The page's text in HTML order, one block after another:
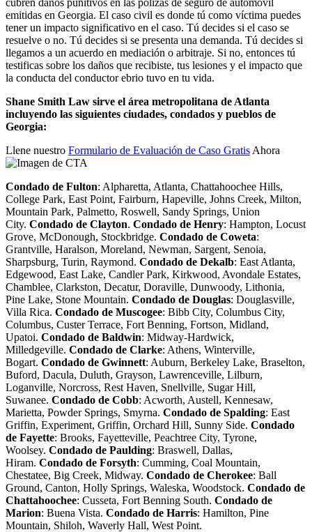
emitidas en Georgia. El caso civil es donde tú como víctima puedes
tener un impacto significativo en el caso. Tú decides si el caso se
resuelve o no. Tú decides si se presenta una demanda. Tú decides si
llegamos a un acuerdo en mediación o arbitraje. Si no, entonces tú
testificas sobre los daños que recibiste, tus lesiones y el impacto que
la conducta del conductor ebrio tuvo en tu vida.
Shane Smith Law sirve el área metropolitana de Atlanta
incluyendo las siguientes ciudades, condados y pueblos de
Georgia:
Llene nuestro Formulario de Evaluación de Caso Gratis Ahora
Condado de Fulton: Alpharetta, Atlanta, Chattahoochee Hills,
College Park, East Point, Fairburn, Hapeville, Johns Creek, Milton,
Mountain Park, Palmetto, Roswell, Sandy Springs, Union
City. Condado de Clayton. Condado de Henry: Hampton, Locust
Grove, McDonough, Stockbridge. Condado de Coweta:
Grantville, Haralson, Moreland, Newman, Sargent, Senoia,
Sharpsburg, Turin, Raymond. Condado de Dekalb: East Atlanta,
Edgewood, East Lake, Candler Park, Kirkwood, Avondale Estates,
Chamblee, Clarkston, Decatur, Doraville, Dunwoody, Lithonia,
Pine Lake, Stone Mountain. Condado de Douglas: Douglasville,
Villa Rica. Condado de Muscogee: Bibb City, Columbus City,
Columbus, Custer Terrace, Fort Benning, Fortson, Midland,
Upatoi. Condado de Baldwin: Midway-Hardwick,
Milledgeville. Condado de Clarke: Athens, Winterville,
Bogart. Condado de Gwinnett: Auburn, Berkeley Lake, Braselton,
Buford, Dacula, Duluth, Grayson, Lawrenceville, Lilburn,
Loganville, Norcross, Rest Haven, Snellville, Sugar Hill,
Suwanee. Condado de Cobb: Acworth, Austell, Kennesaw,
Marietta, Powder Springs, Smyrna. Condado de Spalding: East
Griffin, Experiment, Griffin, Orchard Hill, Sunny Side. Condado
de Fayette: Brooks, Fayetteville, Peachtree City, Tyrone,
Woolsey. Condado de Paulding: Braswell, Dallas,
Hiram. Condado de Forsyth: Cumming, Coal Mountain,
Chestatee, Big Creek, Midway. Condado de Cherokee: Ball
Ground, Canton, Holly Springs, Waleska, Woodstock. Condado de
Chattahoochee: Cusseta, Fort Benning South. Condado de
Marion: Buena Vista. Condado de Harris: Hamilton, Pine
Mountain, Shiloh, Waverly Hall, West Point.